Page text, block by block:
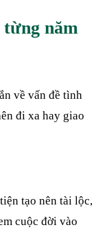
từng năm
về vấn đề tình
đi xa hay giao
tạo nên tài lộc,
cuộc đời vào